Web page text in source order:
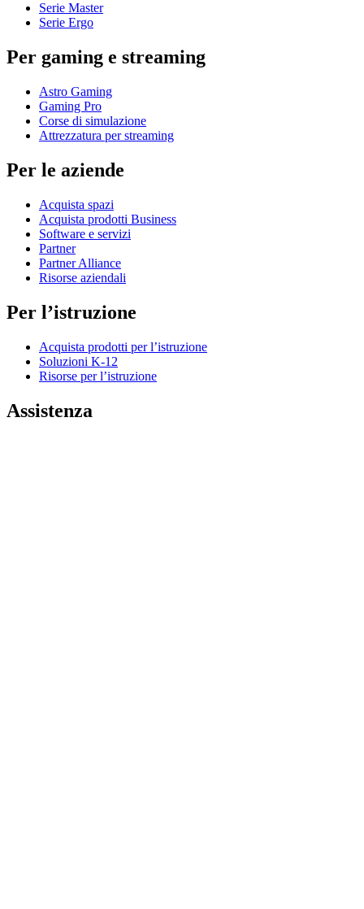
Serie Master
Serie Ergo
Per gaming e streaming
Astro Gaming
Gaming Pro
Corse di simulazione
Attrezzatura per streaming
Per le aziende
Acquista spazi
Acquista prodotti Business
Software e servizi
Partner
Partner Alliance
Risorse aziendali
Per l’istruzione
Acquista prodotti per l’istruzione
Soluzioni K-12
Risorse per l’istruzione
Assistenza